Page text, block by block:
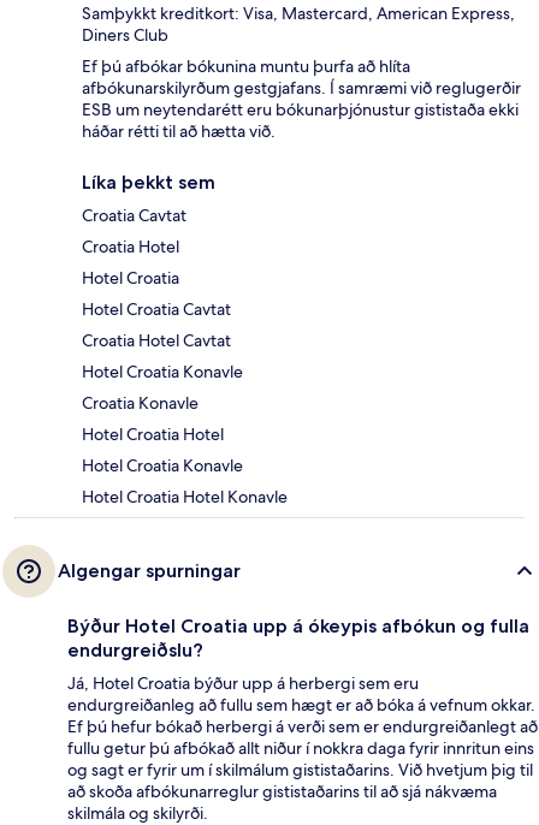
Samþykkt kreditkort: Visa, Mastercard, American Express,
Diners Club
Ef þú afbókar bókunina muntu þurfa að hlíta
afbókunarskilyrðum gestgjafans. Í samræmi við reglugerðir
ESB um neytendarétt eru bókunarþjónustur gististaða ekki
háðar rétti til að hætta við.
Líka þekkt sem
Croatia Cavtat
Croatia Hotel
Hotel Croatia
Hotel Croatia Cavtat
Croatia Hotel Cavtat
Hotel Croatia Konavle
Croatia Konavle
Hotel Croatia Hotel
Hotel Croatia Konavle
Hotel Croatia Hotel Konavle
Algengar spurningar
Býður Hotel Croatia upp á ókeypis afbókun og fulla
endurgreiðslu?
Já, Hotel Croatia býður upp á herbergi sem eru
endurgreiðanleg að fullu sem hægt er að bóka á vefnum okkar.
Ef þú hefur bókað herbergi á verði sem er endurgreiðanlegt að
fullu getur þú afbókað allt niður í nokkra daga fyrir innritun eins
og sagt er fyrir um í skilmálum gististaðarins. Við hvetjum þig til
að skoða afbókunarreglur gististaðarins til að sjá nákvæma
skilmála og skilyrði.